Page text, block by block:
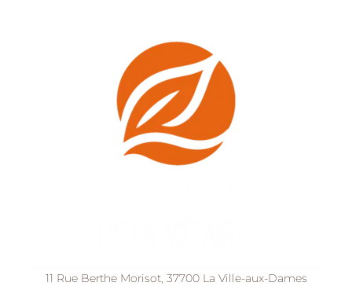
11 Rue Berthe Morisot, 37700 La Ville-aux-Dames